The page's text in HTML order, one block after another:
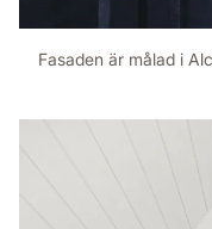
Fasaden är målad i